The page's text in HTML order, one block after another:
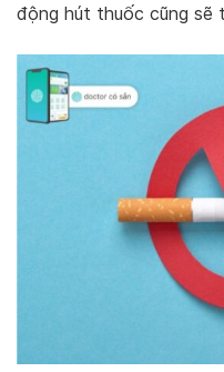
động hút thuốc cũng sẽ